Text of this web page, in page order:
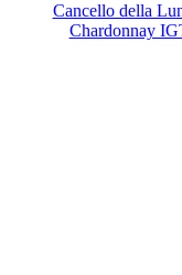
Cancello della
Chardonnay